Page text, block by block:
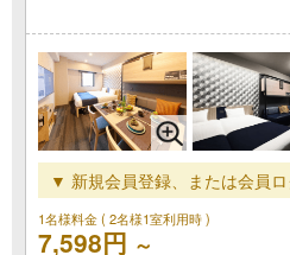
▼ 新規会員登録、または会員
1名様料金( 2名様1室利用時 )
7,598円 ～